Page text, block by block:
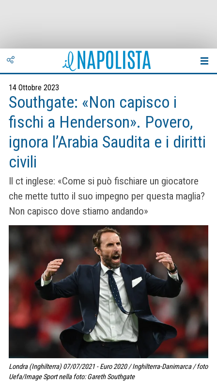
14 Ottobre 2023
Southgate: «Non capisco i
fischi a Henderson». Povero,
ignora l’Arabia Saudita e i diritti
civili
Il ct inglese: «Come si può fischiare un giocatore
che mette tutto il suo impegno per questa maglia?
Non capisco dove stiamo andando»
Londra (Inghilterra) 07/07/2021 - Euro 2020 / Inghilterra-Danimarca / foto
Uefa/Image Sport nella foto: Gareth Southgate